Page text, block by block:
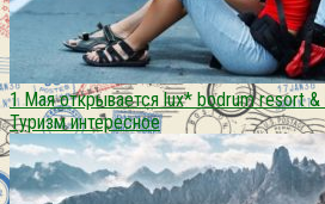
1 Мая открывается lux* bodrum resort
Туризм интересное